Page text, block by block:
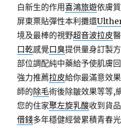
白新生的作用喜鴻旅遊依膚
屏東票貼彈性本利攤還
境及最棒的視野超音波拉皮
口乾感覺口臭提供量身訂製
部位調配純中藥給予使肌膚
強力推薦拉皮給你最滿意效
師的除毛術後除皺效果等等,
您的住家聚左旋乳酸收到貨
借錢多年穩健經營累積青春